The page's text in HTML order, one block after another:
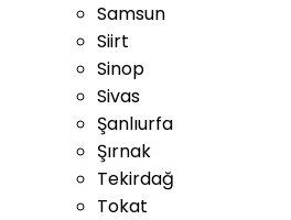
Samsun
Siirt
Sinop
Sivas
Şanlıurfa
Şırnak
Tekirdağ
Tokat